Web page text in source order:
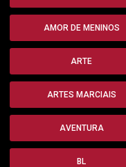
AMOR DE MENINOS
ARTE
ARTES MARCIAIS
AVENTURA
BL